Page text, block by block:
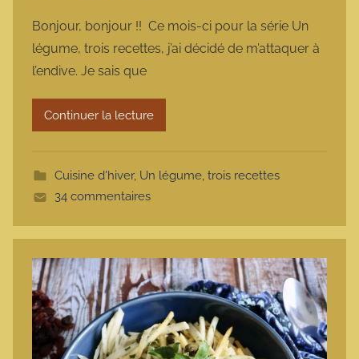
r
m
r
Bonjour, bonjour !! Ce mois-ci pour la série Un
légume, trois recettes, j’ai décidé de m’attaquer à
l’endive. Je sais que
Continuer la lecture
Cuisine d'hiver, Un légume, trois recettes
34 commentaires